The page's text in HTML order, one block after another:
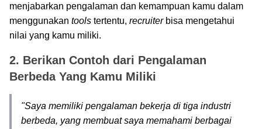
menjabarkan pengalaman dan kemampuan kamu dalam
menggunakan tools tertentu, recruiterbisa mengetahui
nilai yang kamu miliki.
2. Berikan Contoh dari Pengalaman
Berbeda Yang Kamu Miliki
"Saya memiliki pengalaman bekerja di tiga industri
berbeda, yang membuat saya memahami berbagai